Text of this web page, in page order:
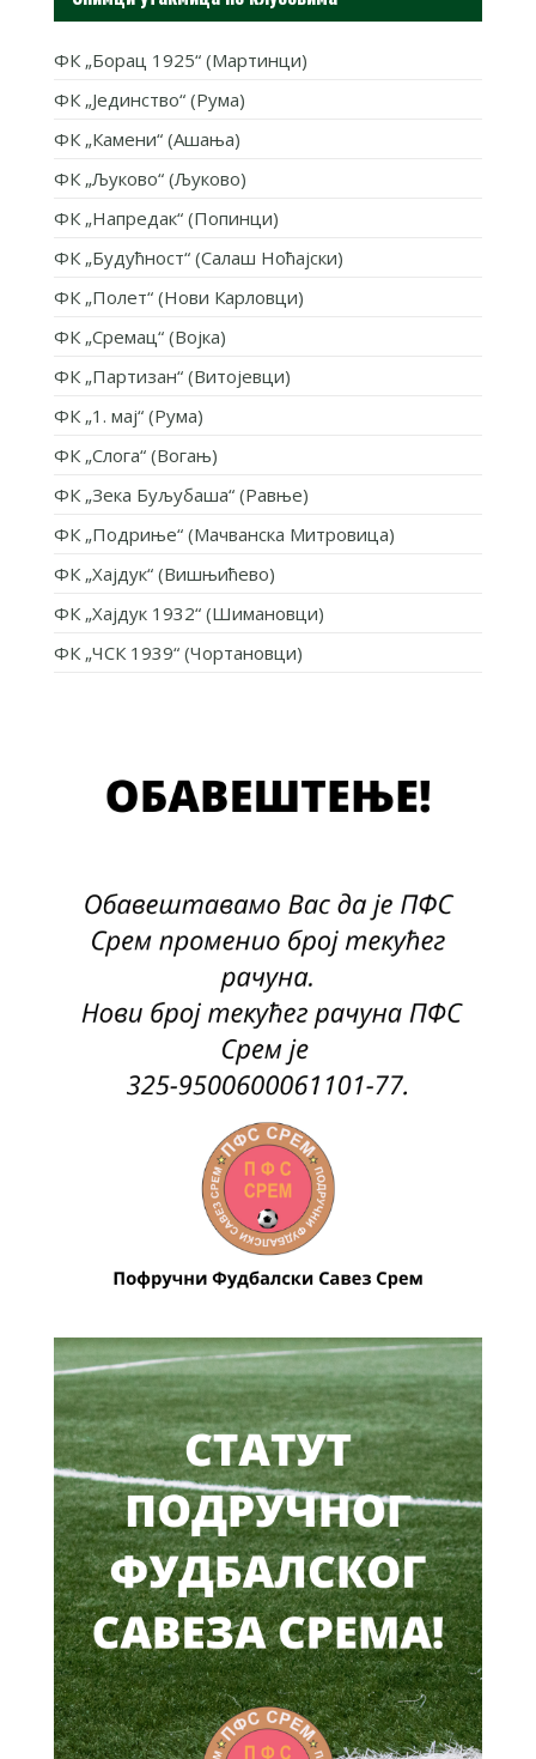
ФК „Борац 1925“ (Мартинци)
ФК „Јединство“ (Рума)
ФК „Камени“ (Ашања)
ФК „Љуково“ (Љуково)
ФК „Напредак“ (Попинци)
ФК „Будућност“ (Салаш Ноћајски)
ФК „Полет“ (Нови Карловци)
ФК „Сремац“ (Војка)
ФК „Партизан“ (Витојевци)
ФК „1. мај“ (Рума)
ФК „Слога“ (Вогањ)
ФК „Зека Буљубаша“ (Равње)
ФК „Подриње“ (Мачванска Митровица)
ФК „Хајдук“ (Вишњићево)
ФК „Хајдук 1932“ (Шимановци)
ФК „ЧСК 1939“ (Чортановци)